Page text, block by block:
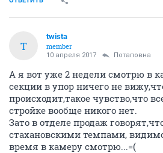
T
twista
member
10 апреля 2017 Потаповна
А я вот уже 2 недели смотрю в
секции в упор ничего не
происходит,такое чувство,что
стройке вообще никого нет.
Зато в отделе продаж
стахановскими темпами,
время в камеру смотрю...=(